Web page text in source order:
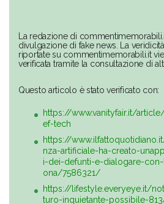
La redazione di
divulgazione di fake news. La
riportate su commentimemorabili.it
verificata tramite la consultazione di
Questo articolo è stato verificato con:
https://www.vanityfair.it/
ef-tech
https://
nza-artificiale-ha-creato-
i-dei-defunti-e-dialogare-
ona/7586321/
https://lifestyle.everyeye.it/
turo-inquietante-possibile-